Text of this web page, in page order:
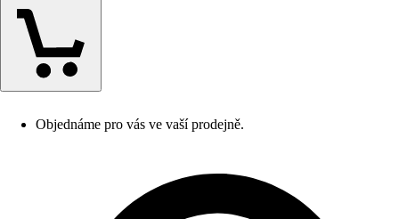
Objednáme pro vás ve vaší prodejně.